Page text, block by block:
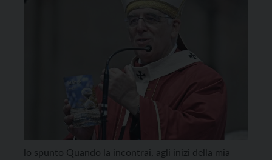
lo spunto Quando la incontrai, agli inizi della mia